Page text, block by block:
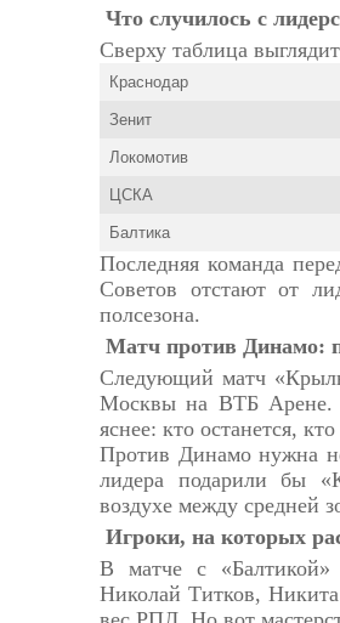
Что случилось с
Сверху таблица
Краснодар
Зенит
Локомотив
ЦСКА
Балтика
Последняя команда
Советов отстают от
полсезона.
Матч против Динамо:
Следующий матч
Москвы на ВТБ Арене.
яснее: кто останется,
Против Динамо нужна
лидера подарили бы
воздухе между средней
Игроки, на которых
В матче с
Николай Титков,